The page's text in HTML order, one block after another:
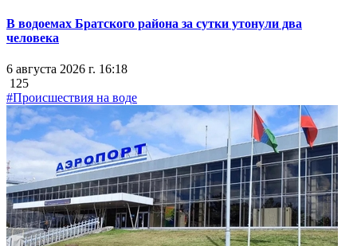
В водоемах Братского района за сутки утонули два
человека
6 августа 2026 г. 16:18
125
#Происшествия на воде